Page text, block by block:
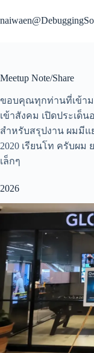
content
Meetup Note/Share
ขอบคุณทุกท่านที่เข้าม
เข้าสังคม เปิดประเด็น
สำหรับสรุปงาน ผมมีแ
2020 เรียนโท ครับผม
เล็กๆ
2026